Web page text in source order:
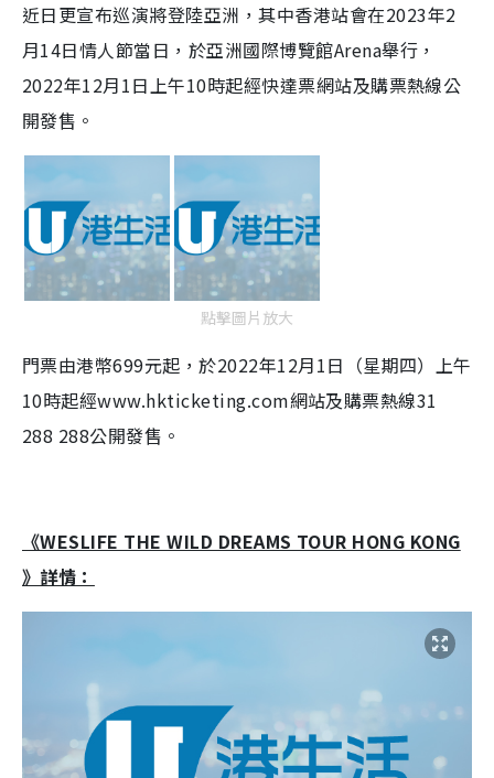
y
V
e
o
近日更宣布巡演將登陸亞洲，其中香港站會在2023年2
月14日情人節當日，於亞洲國際博覽館Arena舉行，
2022年12月1日上午10時起經快達票網站及購票熱線公
開發售。
點擊圖片放大
門票由港幣699元起，於2022年12月1日（星期四）上午
10時起經www.hkticketing.com網站及購票熱線31
288 288公開發售。
《WESLIFE THE WILD DREAMS TOUR HONG KONG
》詳情：